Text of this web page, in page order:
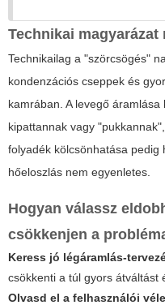
Technikai magyarázat
Technikailag a "szörcsögés"
kondenzációs cseppek és
kamrában. A levegő
kipattannak vagy
folyadék kölcsönhatása
hőeloszlás nem egyenletes.
Hogyan válassz
csökkenjen a
Keress jó légáramlás-
csökkenti a túl gyors átváltást
Olvasd el a felhasználói